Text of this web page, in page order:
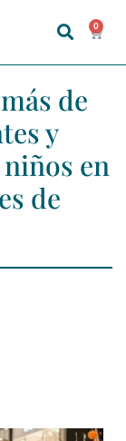
0
de
y
en
de